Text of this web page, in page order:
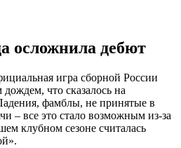
осложнила дебют
игра сборной России
что сказалось на
фамблы, не принятые в
– все это стало возможным из-за
клубном сезоне считалась